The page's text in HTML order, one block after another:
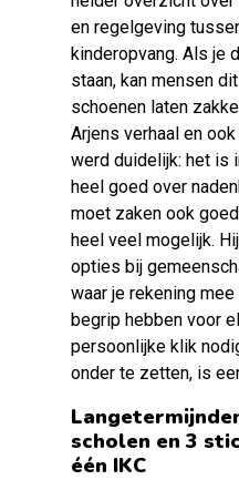
en regelgeving
kinderopvang. Als je
staan, kan mensen
schoenen laten
Arjens verhaal en
werd duidelijk: het is
heel goed over
moet zaken ook
heel veel mogelijk.
opties bij
waar je rekening
begrip hebben voor
persoonlijke klik
onder te zetten, is
scholen en 3
één IKC